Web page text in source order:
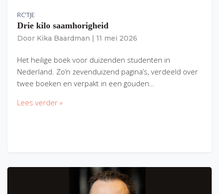
RC'TJE
Drie kilo saamhorigheid
Door Kika Baardman 11 mei 2026
Het heilige boek voor duizenden studenten in
Nederland. Zo’n zevenduizend pagina’s, verdeeld over
twee boeken en verpakt in een gouden…
Lees verder »